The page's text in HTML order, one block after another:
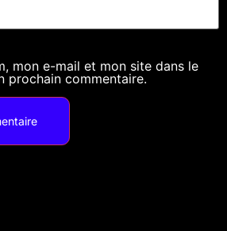
mon e-mail et mon site dans le
prochain commentaire.